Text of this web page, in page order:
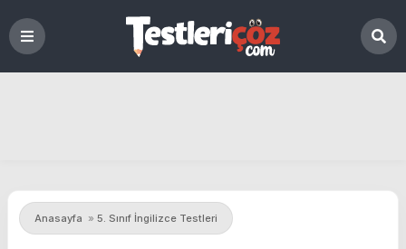
Anasayfa » 5. Sınıf İngilizce Testleri